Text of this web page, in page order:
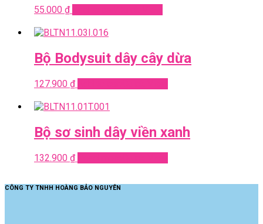
55.000 ₫
Bộ Bodysuit dây cây dừa
127.900 ₫
Bộ sơ sinh dây viền xanh
132.900 ₫
CÔNG TY TNHH HOÀNG BẢO NGUYÊN